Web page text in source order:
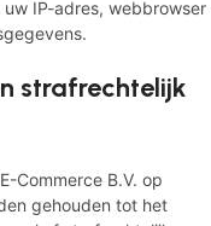
IP-adres, webbrowser
strafrechtelijk
Commerce B.V. op
gehouden tot het